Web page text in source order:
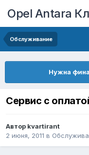
Opel Antara
Обслуживание
Нужна
Сервис с
Автор kvartirant
2 июня, 2011 в